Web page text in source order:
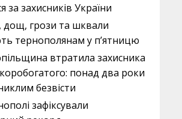
за захисників України
дощ, грози та шквали
тернополянам у п’ятницю
втратила захисника
понад два роки
безвісти
зафіксували